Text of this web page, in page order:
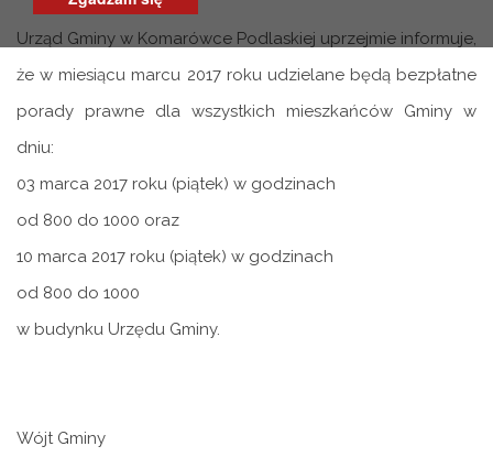
Urząd Gminy w Komarówce Podlaskiej uprzejmie informuje,
że w miesiącu marcu 2017 roku udzielane będą bezpłatne
porady prawne dla wszystkich mieszkańców Gminy w
dniu:
03 marca 2017 roku (piątek) w godzinach
od 800 do 1000 oraz
10 marca 2017 roku (piątek) w godzinach
od 800 do 1000
w budynku Urzędu Gminy.
Wójt Gminy